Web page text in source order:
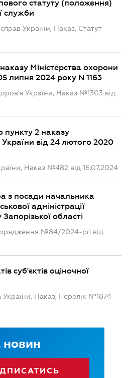
статуту (положення)
служби
України, Наказ, Статут
Міністерства охорони
липня 2024 року N 1163
України, Наказ №1303 від
пункту 2 наказу
України від 24 лютого 2020
Наказ №482 від 16.07.2024
з посади начальника
адміністрації
області
№84/2024-рп від
суб'єктів оціночної
Наказ, Перелік №1874
новин